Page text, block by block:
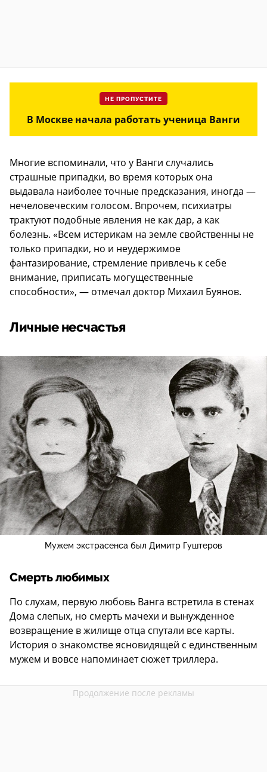
НЕ ПРОПУСТИТЕ
В Москве начала работать ученица Ванги
Многие вспоминали, что у Ванги случались
страшные припадки, во время которых она
выдавала наиболее точные предсказания, иногда —
нечеловеческим голосом. Впрочем, психиатры
трактуют подобные явления не как дар, а как
болезнь. «Всем истерикам на земле свойственны не
только припадки, но и неудержимое
фантазирование, стремление привлечь к себе
внимание, приписать могущественные
способности», — отмечал доктор Михаил Буянов.
Личные несчастья
Мужем экстрасенса был Димитр Гуштеров
Смерть любимых
По слухам, первую любовь Ванга встретила в стенах
Дома слепых, но смерть мачехи и вынужденное
возвращение в жилище отца спутали все карты.
История о знакомстве ясновидящей с единственным
мужем и вовсе напоминает сюжет триллера.